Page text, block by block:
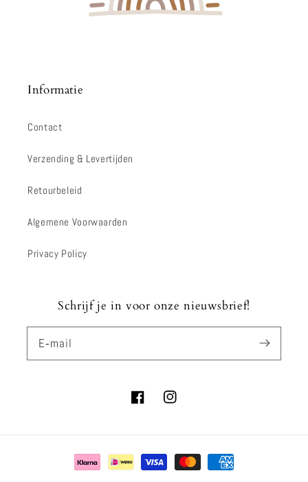
Informatie
Contact
Verzending & Levertijden
Retourbeleid
Algemene Voorwaarden
Privacy Policy
Schrijf je in voor onze nieuwsbrief!
E‑mail
FacebookInstagram
Betaalmethoden